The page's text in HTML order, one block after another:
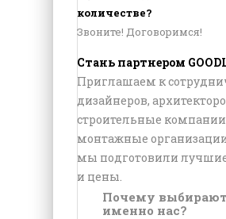
количестве?
Звоните! Договоримся!
Стань партнером
Приглашаем к
дизайнеров,
строительные
монтажные
мы подготовили
и цены.
Почему
именно нас?